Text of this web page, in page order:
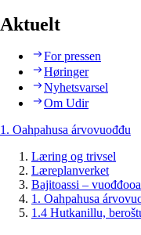
Aktuelt
For pressen
Høringer
Nyhetsvarsel
Om Udir
1. Oahpahusa árvovuođđu
Læring og trivsel
Læreplanverket
Bajitoassi –
1. Oahpahusa
1.4 Hutkanillu,